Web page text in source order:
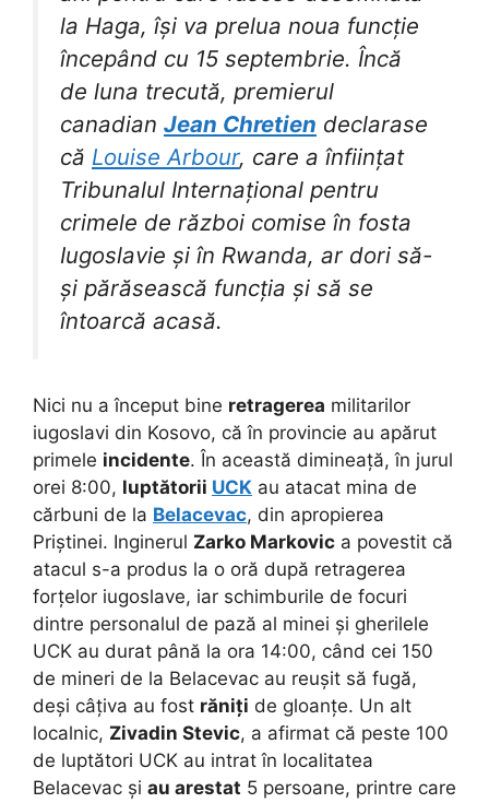
la Haga, își va prelua noua funcție
începând cu 15 septembrie. Încă
de luna trecută, premierul
canadian Jean Chretien declarase
că Louise Arbour, care a înființat
Tribunalul Internațional pentru
crimele de război comise în fosta
Iugoslavie și în Rwanda, ar dori să-
și părăsească funcția și să se
întoarcă acasă.
Nici nu a început bine retragerea militarilor
iugoslavi din Kosovo, că în provincie au apărut
primele incidente. În această dimineață, în jurul
orei 8:00, luptătorii UCK au atacat mina de
cărbuni de la Belacevac, din apropierea
Priștinei. Inginerul Zarko Markovic a povestit că
atacul s-a produs la o oră după retragerea
forțelor iugoslave, iar schimburile de focuri
dintre personalul de pază al minei și gherilele
UCK au durat până la ora 14:00, când cei 150
de mineri de la Belacevac au reușit să fugă,
deși câțiva au fost răniți de gloanțe. Un alt
localnic, Zivadin Stevic, a afirmat că peste 100
de luptători UCK au intrat în localitatea
Belacevac și au arestat 5 persoane, printre care